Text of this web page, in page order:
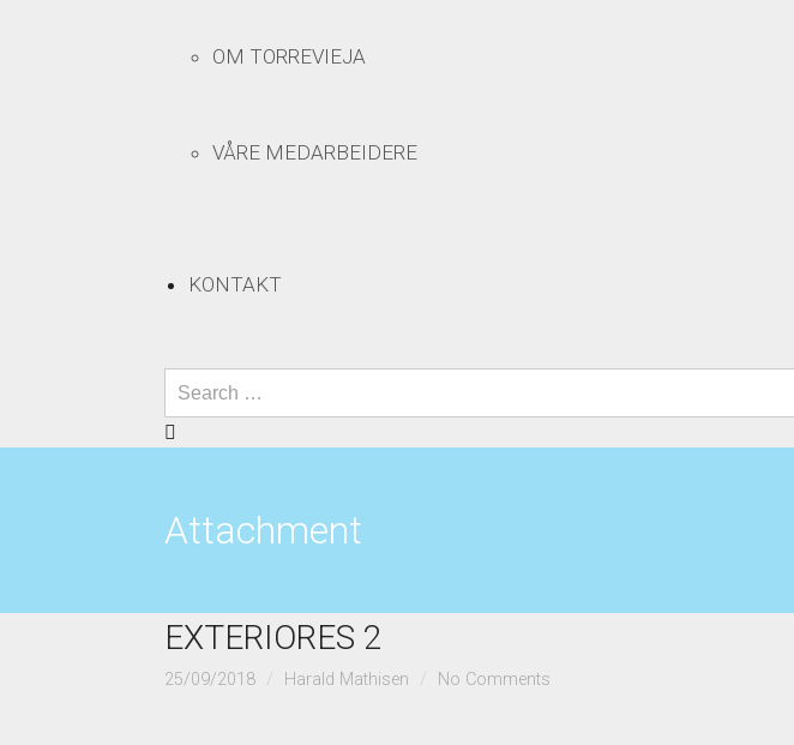
OM TORREVIEJA
VÅRE MEDARBEIDERE
KONTAKT
Attachment
EXTERIORES 2
25/09/2018 Harald Mathisen No Comments